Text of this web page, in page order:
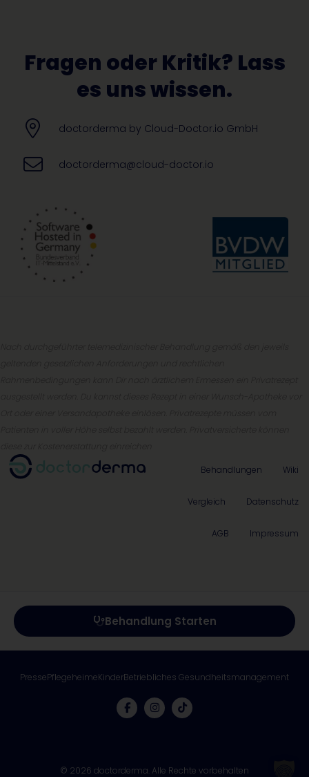
Fragen oder Kritik? Lass
es uns wissen.
doctorderma by Cloud-Doctor.io GmbH
doctorderma@cloud-doctor.io
Behandlungen
Wiki
Vergleich Datenschutz
AGB Impressum
Behandlung Starten
© 2026 doctorderma. Alle Rechte vorbehalten
PressePflegeheimeKinderBetriebliches Gesundheitsmanagement